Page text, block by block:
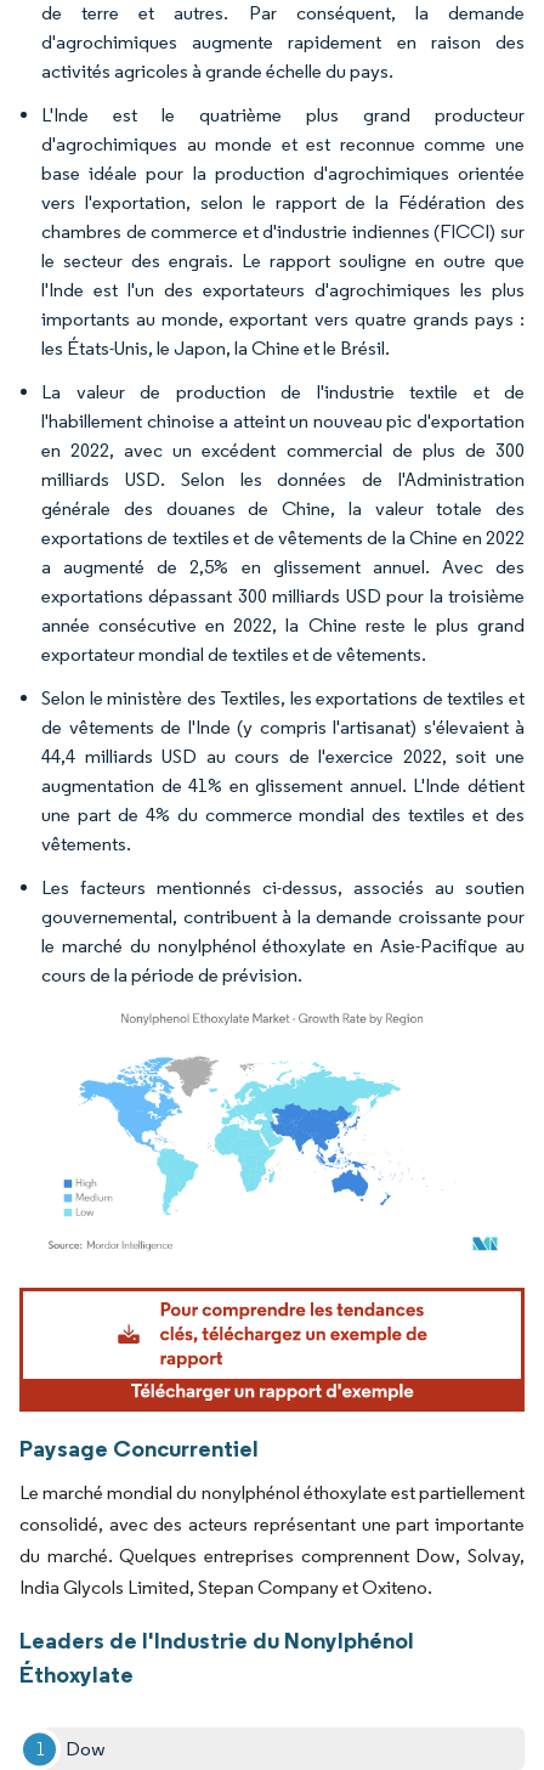
de terre et autres. Par conséquent, la demande
d'agrochimiques augmente rapidement en raison des
activités agricoles à grande échelle du pays.
L'Inde est le quatrième plus grand producteur
d'agrochimiques au monde et est reconnue comme une
base idéale pour la production d'agrochimiques orientée
vers l'exportation, selon le rapport de la Fédération des
chambres de commerce et d'industrie indiennes (FICCI) sur
le secteur des engrais. Le rapport souligne en outre que
l'Inde est l'un des exportateurs d'agrochimiques les plus
importants au monde, exportant vers quatre grands pays :
les États-Unis, le Japon, la Chine et le Brésil.
La valeur de production de l'industrie textile et de
l'habillement chinoise a atteint un nouveau pic d'exportation
en 2022, avec un excédent commercial de plus de 300
milliards USD. Selon les données de l'Administration
générale des douanes de Chine, la valeur totale des
exportations de textiles et de vêtements de la Chine en 2022
a augmenté de 2,5% en glissement annuel. Avec des
exportations dépassant 300 milliards USD pour la troisième
année consécutive en 2022, la Chine reste le plus grand
exportateur mondial de textiles et de vêtements.
Selon le ministère des Textiles, les exportations de textiles et
de vêtements de l'Inde (y compris l'artisanat) s'élevaient à
44,4 milliards USD au cours de l'exercice 2022, soit une
augmentation de 41% en glissement annuel. L'Inde détient
une part de 4% du commerce mondial des textiles et des
vêtements.
Les facteurs mentionnés ci-dessus, associés au soutien
gouvernemental, contribuent à la demande croissante pour
le marché du nonylphénol éthoxylate en Asie-Pacifique au
cours de la période de prévision.
Image © Mordor Intelligence. La réutilisation nécessite une attribution sous CC BY
Paysage Concurrentiel
Le marché mondial du nonylphénol éthoxylate est partiellement
consolidé, avec des acteurs représentant une part importante
du marché. Quelques entreprises comprennent Dow, Solvay,
India Glycols Limited, Stepan Company et Oxiteno.
Leaders de l'Industrie du Nonylphénol
Éthoxylate
Dow